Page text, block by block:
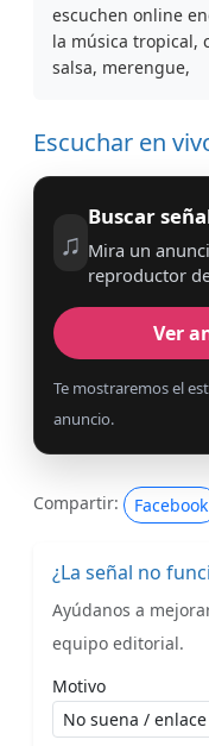
escuchen online
la música tropical,
salsa, merengue,
Escuchar en
♫
Buscar
Mira un
reproductor
Ver
Te mostraremos el
anuncio.
Compartir: Facebook
¿La señal no
Ayúdanos a
equipo editorial.
Motivo